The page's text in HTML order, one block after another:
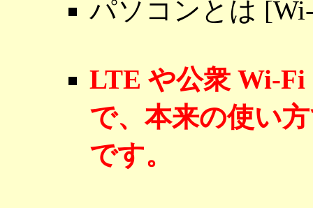
パソコンとは
LTE や公衆 Wi-
で、本来の使い
です。